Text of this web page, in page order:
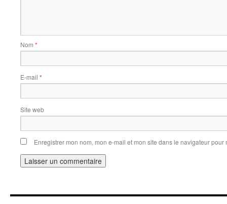
Nom *
E-mail *
Site web
Enregistrer mon nom, mon e-mail et mon site dans le navigateur